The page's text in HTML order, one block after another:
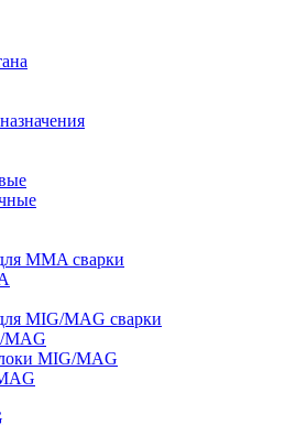
MMA сварки
MIG/MAG сварки
MAG
MIG/MAG